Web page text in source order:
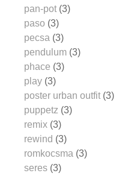
pan-pot (3)
paso (3)
pecsa (3)
pendulum (3)
phace (3)
play (3)
poster urban outfit (3)
puppetz (3)
remix (3)
rewind (3)
romkocsma (3)
seres (3)